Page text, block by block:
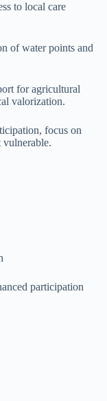
to local care
of water points and
for agricultural
valorization.
focus on
vulnerable.
participation